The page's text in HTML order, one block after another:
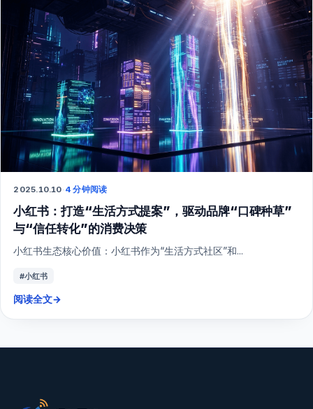
2025.10.10·4 分钟阅读
小红书：打造“生活方式提案”，驱动品牌“口碑种草”
与“信任转化”的消费决策
小红书生态核心价值：小红书作为“生活方式社区”和...
#小红书
阅读全文→